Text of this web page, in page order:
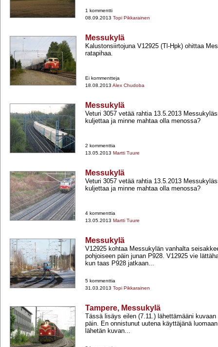
1 kommentti
08.09.2013 Topi Pikkarainen
Messukylä
Kalustonsiirtojuna V12925 (Tl-​Hpk) ohittaa
ratapihaa.
Ei kommentteja
18.08.2013 Alex Chudoba
Messukylä
Veturi 3057 vetää rahtia 13.5.2013
kuljettaa ja minne mahtaa olla menossa?
2 kommenttia
13.05.2013 Martti Tuure
Messukylä
Veturi 3057 vetää rahtia 13.5.2013
kuljettaa ja minne mahtaa olla menossa?
4 kommenttia
13.05.2013 Martti Tuure
Messukylä
V12925 kohtaa Messukylän vanhalta
pohjoiseen päin junan P928. V12925 vie
kun taas P928 jatkaan...
5 kommenttia
31.03.2013 Topi Pikkarainen
Tampere, Messukylä
Tässä lisäys eilen (7.11.) lähettämääni kuvaan
päin. En onnistunut uutena käyttäjänä
lähetän kuvan...